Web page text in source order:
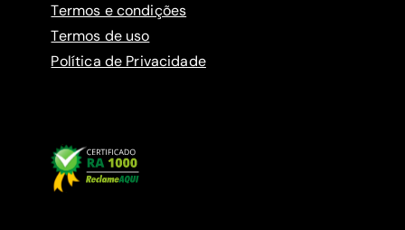
Termos e condições
Termos de uso
Política de Privacidade